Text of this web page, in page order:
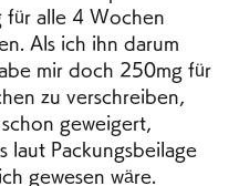
für alle 4 Wochen
Als ich ihn darum
mir doch 250mg für
zu verschreiben,
geweigert,
laut Packungsbeilage
gewesen wäre.